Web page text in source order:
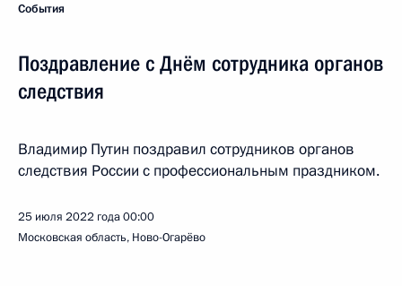
События
Поздравление с Днём сотрудника органов
следствия
Владимир Путин поздравил сотрудников органов
следствия России с профессиональным праздником.
25 июля 2022 года00:00
Московская область, Ново-Огарёво